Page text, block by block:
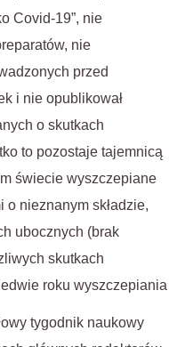
Covid-19”, nie
nie
przed
i nie opublikował
o skutkach
to pozostaje tajemnicą
świecie wyszczepiane
nieznanym składzie,
ubocznych (brak
skutkach
roku wyszczepiania
tygodnik naukowy